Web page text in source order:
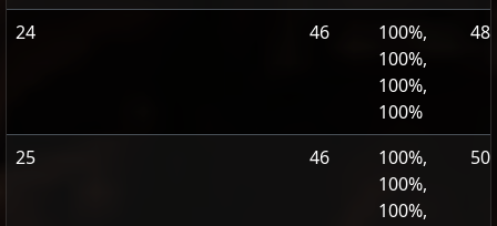
24 46
100%,
100%,
100%,
100%
48
25 46
100%,
100%,
100%,
50